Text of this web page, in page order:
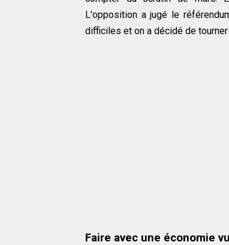
L'opposition a jugé le
difficiles et on a décidé de
Faire avec une économie